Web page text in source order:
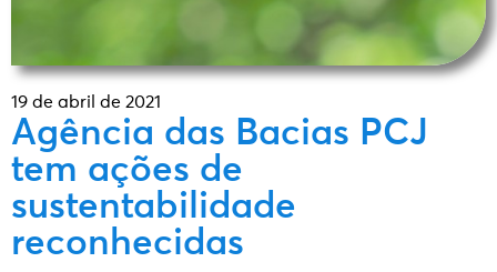
19 de abril de 2021
Agência das Bacias PCJ
tem ações de
sustentabilidade
reconhecidas